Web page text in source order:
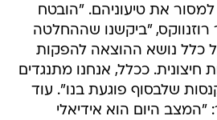
למסור את טיעוניהם. "הובטח
רוזנווקס, "ביקשנו שההחלטה
כלל נושא ההוצאה להפקות
חיצונית. ככלל, אנחנו מתנגדים
שלבסוף פוגעת בנו". עוד
"המצב היום הוא אידיאלי